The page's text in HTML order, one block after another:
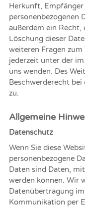
Herkunft,
personenbezogenen
außerdem ein
Löschung dieser
weiteren Fragen zum
jederzeit unter der
uns wenden. Des
Beschwerderecht
zu.
Allgemeine
Datenschutz
Wenn Sie diese
personenbezogene
Daten sind Daten,
werden können. Wir
Datenübertragung
Kommunikation per